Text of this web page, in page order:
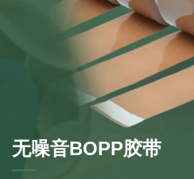
无噪音BOPP胶带